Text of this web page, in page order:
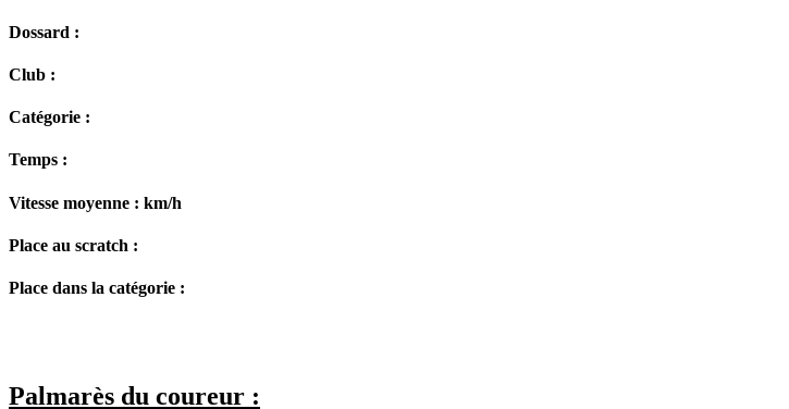
Dossard :
Club :
Catégorie :
Temps :
Vitesse moyenne : km/h
Place au scratch :
Place dans la catégorie :
Palmarès du coureur :